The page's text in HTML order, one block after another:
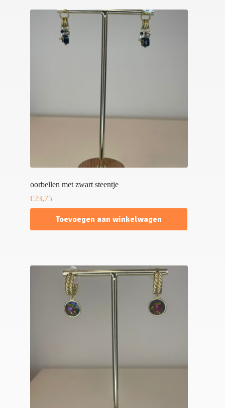
oorbellen met zwart steentje
€23,75
Toevoegen aan winkelwagen